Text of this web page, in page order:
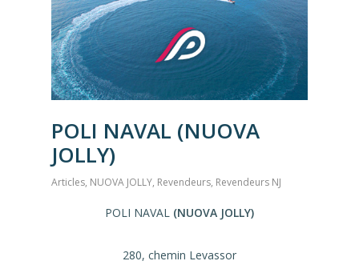
POLI NAVAL (NUOVA
JOLLY)
Articles, NUOVA JOLLY, Revendeurs, Revendeurs NJ
POLI NAVAL (NUOVA JOLLY)
280, chemin Levassor